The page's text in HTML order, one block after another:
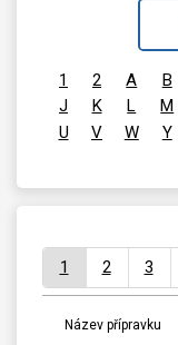
1 2 A B
J
K L M
U
V W Y
1 2 3
Název přípravku